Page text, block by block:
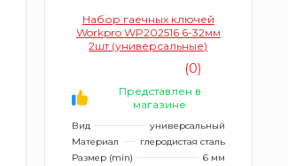
Набор гаечных ключей
Workpro WP202516 6-32мм
2шт (универсальные)
(0)
Представлен в
магазине
Вид
универсальный
Материал
глеродистая сталь
Размер (min)
6 мм